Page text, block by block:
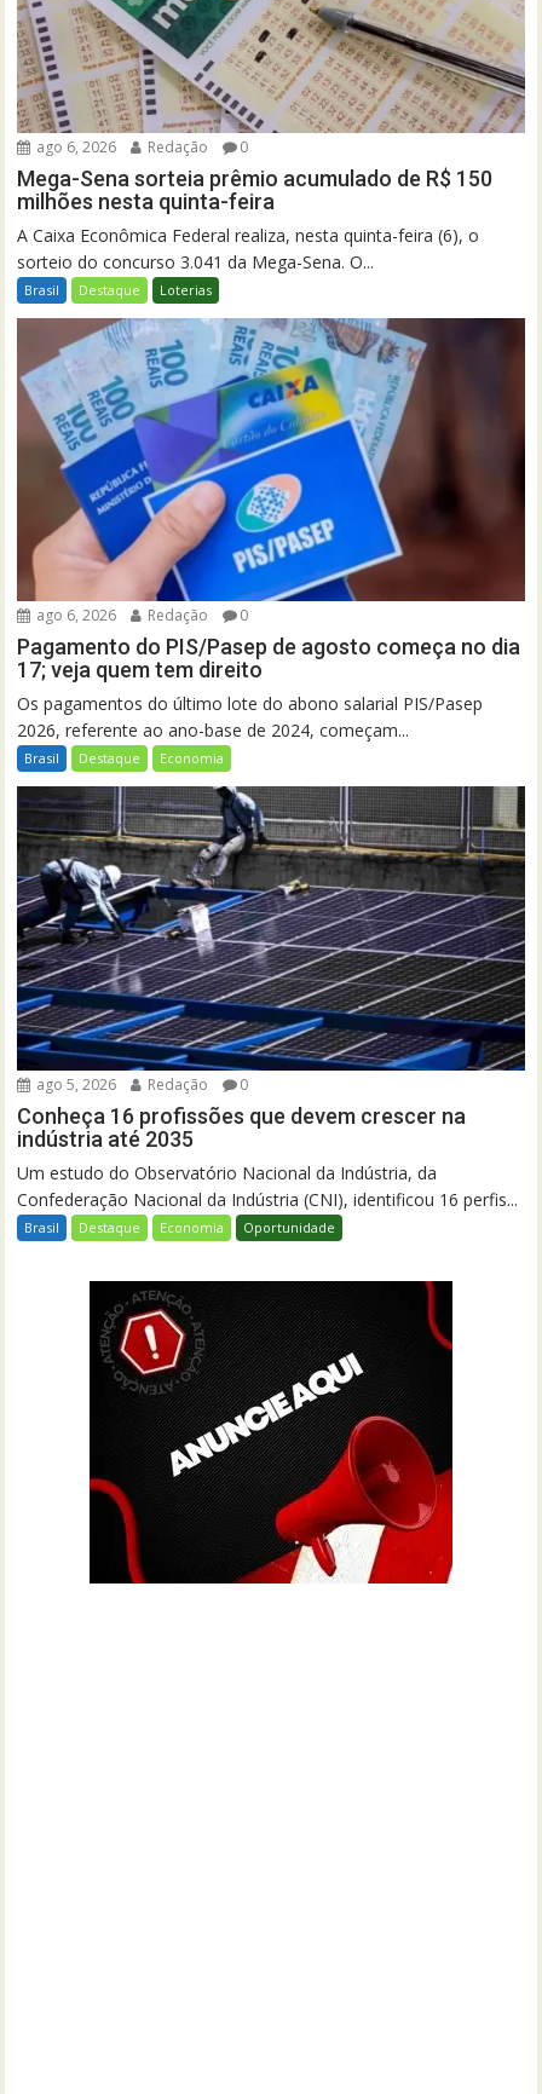
ago 6, 2026 Redação 0
Mega-Sena sorteia prêmio acumulado de R$ 150
milhões nesta quinta-feira
A Caixa Econômica Federal realiza, nesta quinta-feira (6), o
sorteio do concurso 3.041 da Mega-Sena. O...
Brasil Destaque Loterias
ago 6, 2026 Redação 0
Pagamento do PIS/Pasep de agosto começa no dia
17; veja quem tem direito
Os pagamentos do último lote do abono salarial PIS/Pasep
2026, referente ao ano-base de 2024, começam...
Brasil Destaque Economia
ago 5, 2026 Redação 0
Conheça 16 profissões que devem crescer na
indústria até 2035
Um estudo do Observatório Nacional da Indústria, da
Confederação Nacional da Indústria (CNI), identificou 16 perfis...
Brasil Destaque Economia Oportunidade